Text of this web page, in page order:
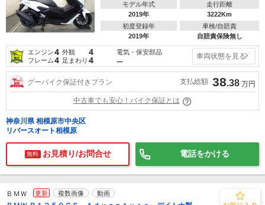
モデル年式
2019年
走行距離
3222Km
初度登録年
2019年
車検/自賠責
自賠責保険無し
エンジン4 外観 4
フレーム4 足まわり 4
電気・保安部品
―
車両状態を見る
グーバイク保証付きプラン 支払総額 38.38 万円
中古車でも安心！バイク保証とは
神奈川県 相模原市中央区
リバースオート相模原
無料 お見積り/お問合せ 電話をかける
ＢＭＷ 更新 複数画像 動画